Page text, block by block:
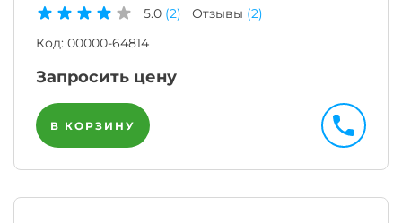
5.0 (2) Отзывы (2)
Код: 00000-64814
Запросить цену
В КОРЗИНУ